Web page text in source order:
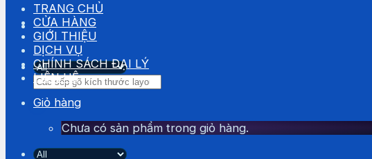
Tìm
kiếm:
TRANG CHỦ
CỬA HÀNG
GIỚI THIỆU
DỊCH VỤ
CHÍNH SÁCH ĐẠI LÝ
LIÊN HỆ
Giỏ hàng
Chưa có sản phẩm trong giỏ hàng.